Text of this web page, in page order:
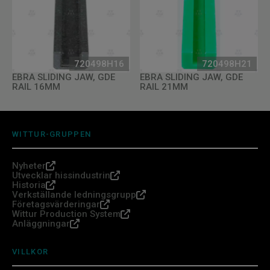
720498H16
EBRA SLIDING JAW, GDE
RAIL 16MM
720498H21
EBRA SLIDING JAW, GDE
RAIL 21MM
WITTUR-GRUPPEN
Nyheter
Utvecklar hissindustrin
Historia
Verkställande ledningsgrupp
Företagsvärderingar
Wittur Production System
Anläggningar
VILLKOR